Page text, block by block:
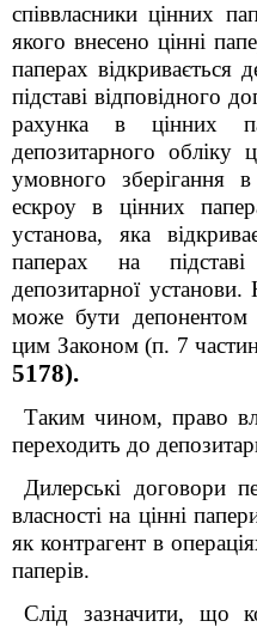
співвласники цінних
якого внесено цінні
паперах відкривається
підставі відповідного
рахунка в цінних
депозитарного обліку
умовного зберігання
ескроу в цінних
установа, яка
паперах на
депозитарної
може бути депонентом
цим Законом (п. 7
5178).
Таким чином, право
переходить до
Дилерські договори
власності на цінні
як контрагент в
паперів.
Слід зазначити, що